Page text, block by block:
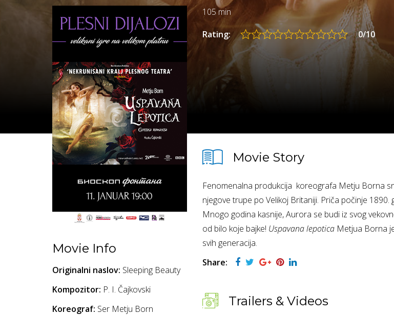
105 min
Rating:
0/10
Movie Info
Originalni naslov: Sleeping Beauty
Kompozitor: P. I. Čajkovski
Koreograf: Ser Metju Born
Movie Story
Fenomenalna produkcija koreografa Metju Borna
njegove trupe po Velikoj Britaniji. Priča počinje
Mnogo godina kasnije, Aurora se budi iz svog
od bilo koje bajke! Uspavana lepotica Metjua Borna
svih generacija.
Share:
Trailers & Videos